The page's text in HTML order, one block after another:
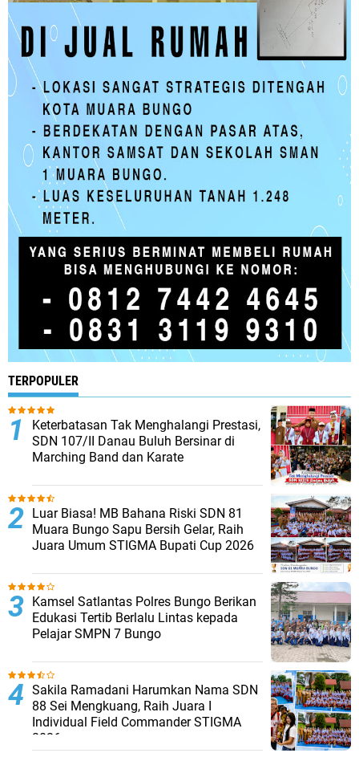
TERPOPULER
Keterbatasan Tak Menghalangi Prestasi,
SDN 107/II Danau Buluh Bersinar di
Marching Band dan Karate
Luar Biasa! MB Bahana Riski SDN 81
Muara Bungo Sapu Bersih Gelar, Raih
Juara Umum STIGMA Bupati Cup 2026
Kamsel Satlantas Polres Bungo Berikan
Edukasi Tertib Berlalu Lintas kepada
Pelajar SMPN 7 Bungo
Sakila Ramadani Harumkan Nama SDN
88 Sei Mengkuang, Raih Juara I
Individual Field Commander STIGMA
2026